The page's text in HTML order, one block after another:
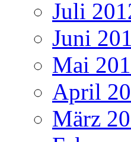
Juli
Juni
Mai
April
März